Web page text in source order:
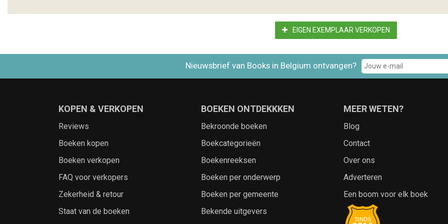
EIGEN EXEMPLAAR VERKOPEN
Nieuwsbrief van Books in Belgium ontvangen?
KOPEN & VERKOPEN
Reviews
Boeken kopen
Boeken verkopen
FAQ voor verkopers
Zekerheid & retour
Staat van de boeken
BOEKEN ONTDEKKKEN
Bekroonde boeken
Boekcategorieën
Boekenreeksen
Boeken per onderwerp
Boeken per gemeente
Bekende uitgevers
MEER WETEN?
Blog
Contact
Over ons
Adverteren
Een boom voor elk boek